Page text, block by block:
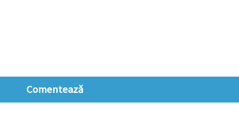
Comentează